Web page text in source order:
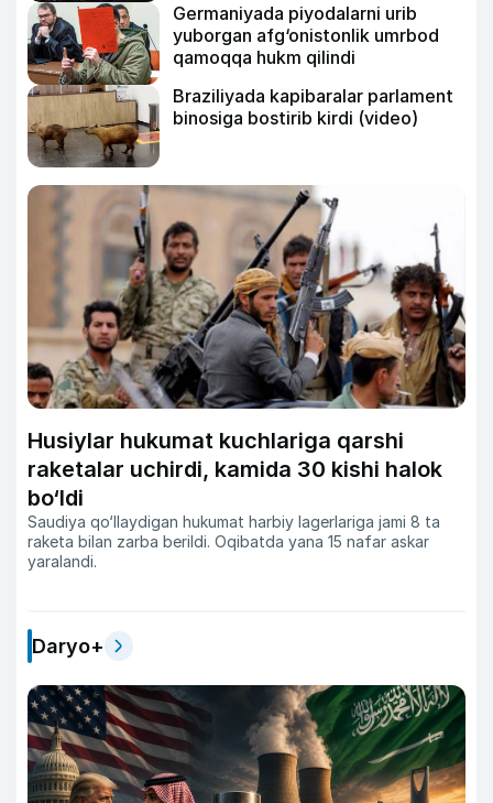
Germaniyada piyodalarni urib
yuborgan afg‘onistonlik umrbod
qamoqqa hukm qilindi
Braziliyada kapibaralar parlament
binosiga bostirib kirdi (video)
Husiylar hukumat kuchlariga qarshi
raketalar uchirdi, kamida 30 kishi halok
bo‘ldi
Saudiya qo‘llaydigan hukumat harbiy lagerlariga jami 8 ta
raketa bilan zarba berildi. Oqibatda yana 15 nafar askar
yaralandi.
Daryo+